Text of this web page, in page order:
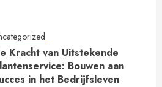
Kracht van Uitstekende
Bouwen aan
in het Bedrijfsleven